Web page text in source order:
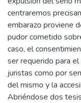
centraremos
embarazo proviene
pudor cometido
caso, el
ser requerido para
juristas como por
del mismo y la
Abriéndose dos